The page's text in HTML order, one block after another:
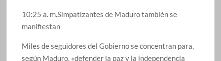
10:25 a. m.Simpatizantes de Maduro también se
manifiestan
Miles de seguidores del Gobierno se concentran para,
según Maduro, «defender la paz y la independencia